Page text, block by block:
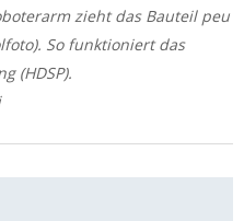
zieht das Bauteil peu
So funktioniert das
(HDSP).